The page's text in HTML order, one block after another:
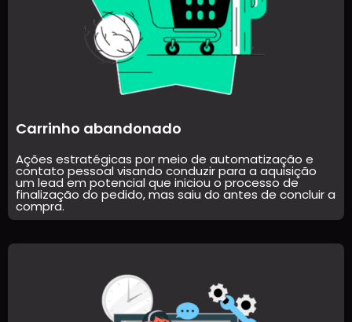
Carrinho abandonado
Ações estratégicas por meio de automatização e
contato pessoal visando conduzir para a aquisição
um lead em potencial que iniciou o processo de
finalização do pedido, mas saiu do antes de concluir a
compra.